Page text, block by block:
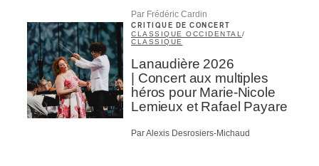
Par Frédéric Cardin
CRITIQUE DE CONCERT
CLASSIQUE OCCIDENTAL /
CLASSIQUE
Lanaudière 2026
| Concert aux multiples
héros pour Marie-Nicole
Lemieux et Rafael Payare
Par Alexis Desrosiers-Michaud